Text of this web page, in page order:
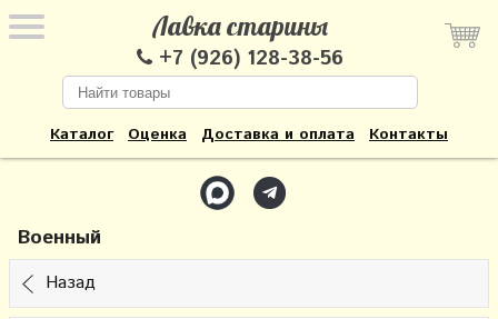
Лавка старины
+7 (926) 128-38-56
Каталог Оценка Доставка и оплата Контакты
Военный
Назад